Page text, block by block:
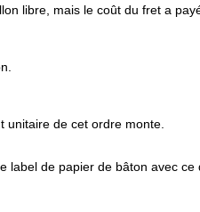
libre, mais le coût du fret a
unitaire de cet ordre monte.
label de papier de bâton avec ce